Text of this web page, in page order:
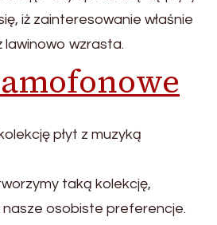
iż zainteresowanie właśnie
lawinowo wzrasta.
płyt z muzyką
taką kolekcję,
nasze osobiste preferencje.